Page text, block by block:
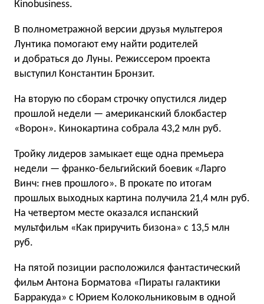
Кinobusiness.
В полнометражной версии друзья мультгероя
Лунтика помогают ему найти родителей
и добраться до Луны. Режиссером проекта
выступил Константин Бронзит.
На вторую по сборам строчку опустился лидер
прошлой недели — американский блокбастер
«Ворон». Кинокартина собрала 43,2 млн руб.
Тройку лидеров замыкает еще одна премьера
недели — франко-бельгийский боевик «Ларго
Винч: гнев прошлого». В прокате по итогам
прошлых выходных картина получила 21,4 млн руб.
На четвертом месте оказался испанский
мультфильм «Как приручить бизона» с 13,5 млн
руб.
На пятой позиции расположился фантастический
фильм Антона Борматова «Пираты галактики
Барракуда» с Юрием Колокольниковым в одной